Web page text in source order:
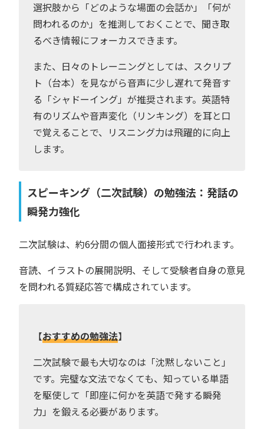
選択肢から「どのような場面の会話か」「何が
問われるのか」を推測しておくことで、聞き取
るべき情報にフォーカスできます。
また、日々のトレーニングとしては、スクリプ
ト（台本）を見ながら音声に少し遅れて発音す
る「シャドーイング」が推奨されます。英語特
有のリズムや音声変化（リンキング）を耳と口
で覚えることで、リスニング力は飛躍的に向上
します。
スピーキング（二次試験）の勉強法：発話の
瞬発力強化
二次試験は、約6分間の個人面接形式で行われます。
音読、イラストの展開説明、そして受験者自身の意見
を問われる質疑応答で構成されています。
【おすすめの勉強法】
二次試験で最も大切なのは「沈黙しないこと」
です。完璧な文法でなくても、知っている単語
を駆使して「即座に何かを英語で発する瞬発
力」を鍛える必要があります。